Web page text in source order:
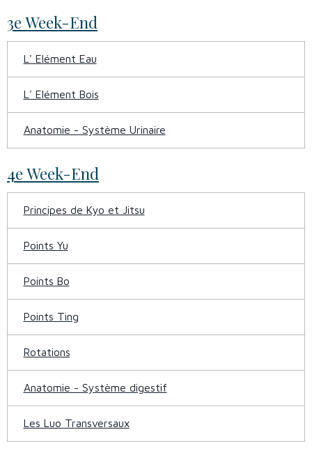
3e Week-End
L' Elément Eau
L' Elément Bois
Anatomie - Système Urinaire
4e Week-End
Principes de Kyo et Jitsu
Points Yu
Points Bo
Points Ting
Rotations
Anatomie - Système digestif
Les Luo Transversaux